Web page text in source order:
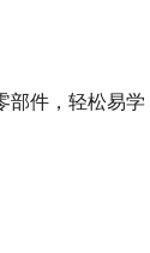
部件，轻松易学